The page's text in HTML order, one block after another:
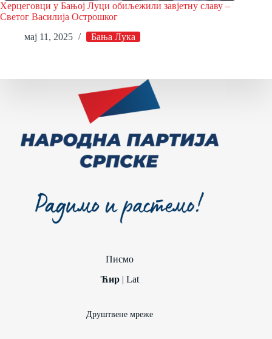
Херцеговци у Бањој Луци обиљежили завјетну славу –
Светог Василија Острошког
мај 11, 2025
Бања Лука
Писмо
Ћир| Lat
Друштвене мреже